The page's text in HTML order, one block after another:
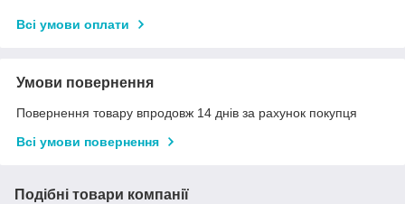
Всі умови оплати
Умови повернення
Повернення товару впродовж 14 днів за рахунок покупця
Всі умови повернення
Подібні товари компанії